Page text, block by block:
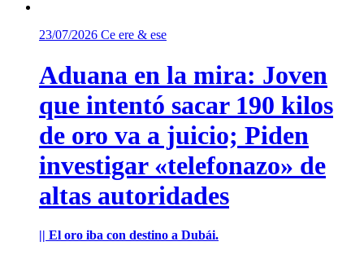
23/07/2026 Ce ere & ese
Aduana en la mira: Joven
que intentó sacar 190 kilos
de oro va a juicio; Piden
investigar «telefonazo» de
altas autoridades
|| El oro iba con destino a Dubái.